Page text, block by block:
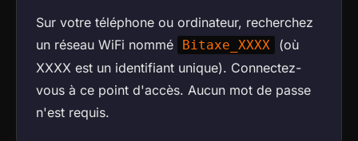
Sur votre téléphone ou ordinateur, recherchez
un réseau WiFi nommé
Bitaxe_XXXX
(où
XXXX est un identifiant unique). Connectez-
vous à ce point d'accès. Aucun mot de passe
n'est requis.